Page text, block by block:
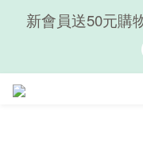
隨心享受｜貝
新會員送50元購